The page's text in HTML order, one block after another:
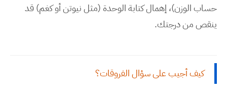
حساب الوزن)، إهمال كتابة الوحدة (مثل نيوتن أو كغم) قد
ينقص من درجتك.
كيف أجيب على سؤال الفروقات؟